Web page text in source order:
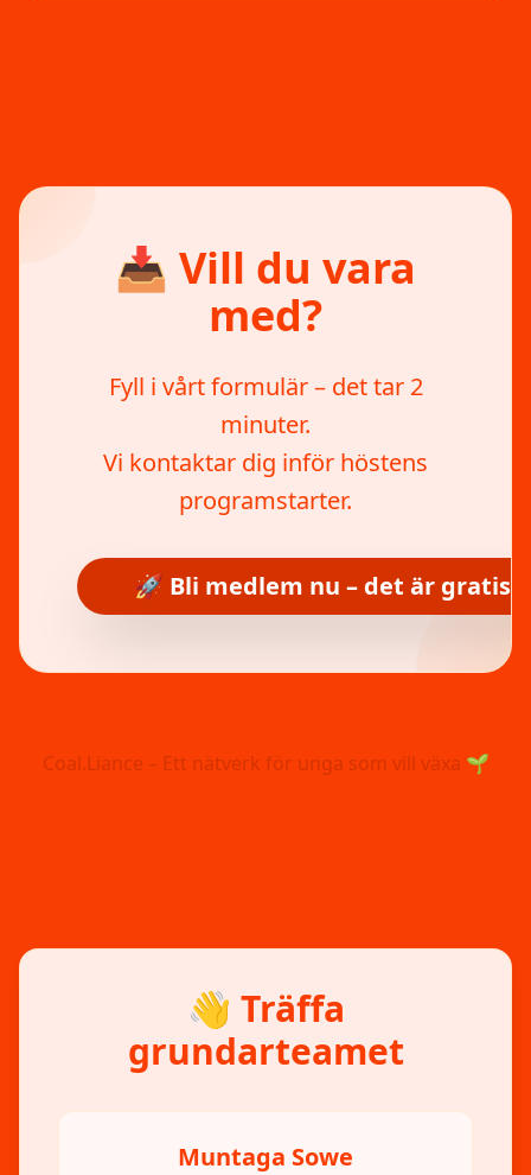
📥 Vill du vara
med?
Fyll i vårt formulär – det tar 2
minuter.
Vi kontaktar dig inför höstens
programstarter.
🚀 Bli medlem nu – det är gratis!
Coal.Liance – Ett nätverk för unga som vill växa 🌱
👋 Träffa
grundarteamet
Muntaga Sowe